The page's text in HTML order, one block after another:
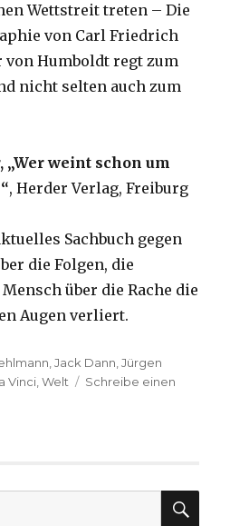
Wettstreit treten – Die
von Carl Friedrich
von Humboldt regt zum
nicht selten auch zum
„Wer weint schon um
, Herder Verlag, Freiburg
Sachbuch gegen
die Folgen, die
über die Rache die
Augen verliert.
,Jack Dann ,Jürgen
Vinci ,Welt
Schreibe einen